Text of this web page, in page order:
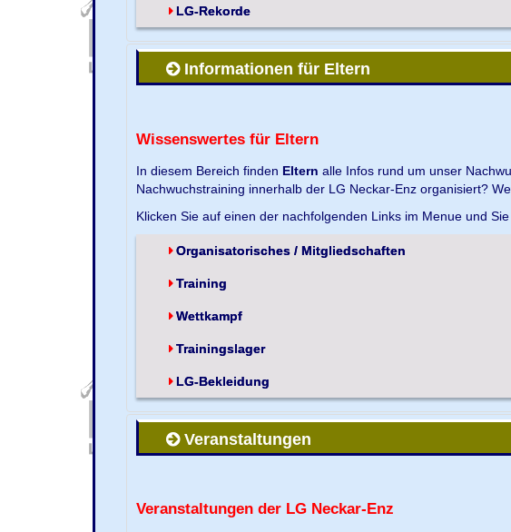
LG-Rekorde
Informationen für Eltern
Wissenswertes für Eltern
In diesem Bereich finden Eltern alle Infos rund um unser
Nachwuchstraining innerhalb der LG Neckar-Enz organisiert?
Klicken Sie auf einen der nachfolgenden Links im Menue und
Organisatorisches / Mitgliedschaften
Training
Wettkampf
Trainingslager
LG-Bekleidung
Veranstaltungen
Veranstaltungen der LG Neckar-Enz